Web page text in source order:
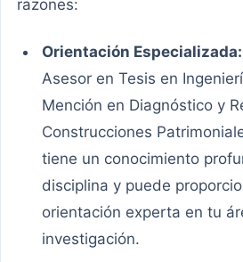
razones:
Orientación Especializada:
Asesor en Tesis en
Mención en Diagnóstico y
Construcciones
tiene un conocimiento
disciplina y puede
orientación experta en tu
investigación.